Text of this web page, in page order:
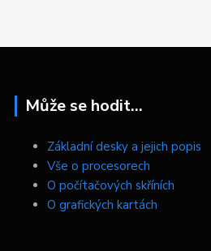
Může se hodit...
Základní desky a jejich popis
Vše o procesorech
O počítačových skříních
O grafických kartách